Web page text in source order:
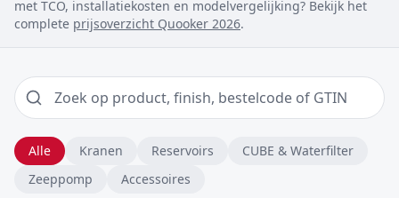
met TCO, installatiekosten en modelvergelijking? Bekijk het
complete prijsoverzicht Quooker 2026.
Alle Kranen Reservoirs
CUBE & Waterfilter
Zeeppomp
Accessoires